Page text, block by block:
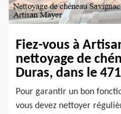
Fiez-vous à
nettoyage de
Duras, dans le
Pour garantir un bon
vous devez nettoyer